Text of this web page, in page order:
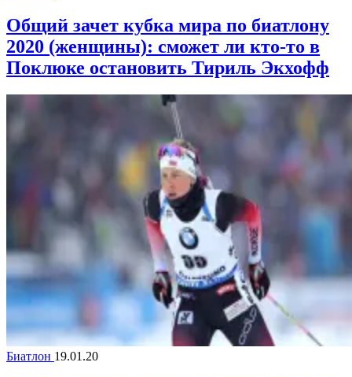
Общий зачет кубка мира по биатлону
2020 (женщины): сможет ли кто-то в
Поклюке остановить Тириль Экхофф
Биатлон 19.01.20